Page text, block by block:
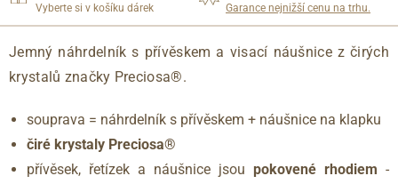
Vyberte si v košíku dárek Garance nejnižší cenu na trhu.
Jemný náhrdelník s přívěskem a visací náušnice z čirých
krystalů značky Preciosa®.
souprava = náhrdelník s přívěskem + náušnice na klapku
čiré krystaly Preciosa®
přívěsek, řetízek a náušnice jsou pokovené rhodiem -